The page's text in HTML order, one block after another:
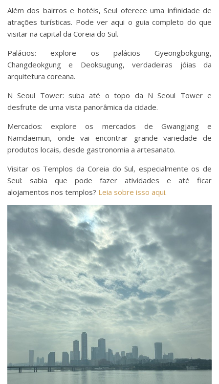
Além dos bairros e hotéis, Seul oferece uma infinidade de
atrações turísticas. Pode ver aqui o guia completo do que
visitar na capital da Coreia do Sul.
Palácios: explore os palácios Gyeongbokgung,
Changdeokgung e Deoksugung, verdadeiras jóias da
arquitetura coreana.
N Seoul Tower: suba até o topo da N Seoul Tower e
desfrute de uma vista panorâmica da cidade.
Mercados: explore os mercados de Gwangjang e
Namdaemun, onde vai encontrar grande variedade de
produtos locais, desde gastronomia a artesanato.
Visitar os Templos da Coreia do Sul, especialmente os de
Seul: sabia que pode fazer atividades e até ficar
alojamentos nos templos? Leia sobre isso aqui.